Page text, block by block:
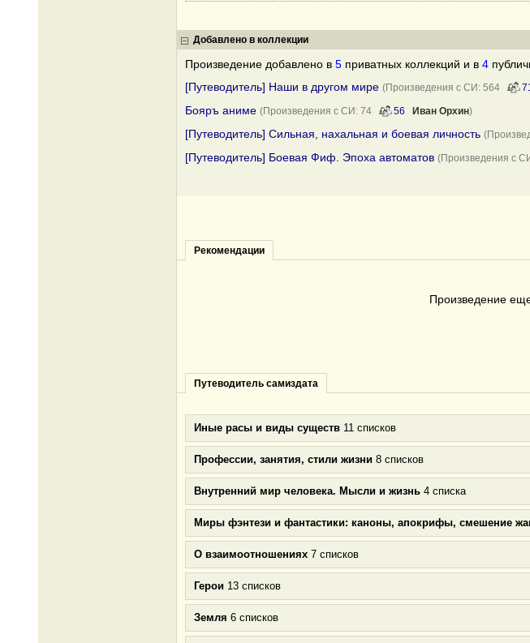
Добавлено в коллекции
Произведение добавлено в 5 приватных коллекций и в 4
[Путеводитель] Наши в другом мире (Произведения с СИ: 564
Бояръ аниме (Произведения с СИ: 74 56 Иван Орхин)
[Путеводитель] Сильная, нахальная и боевая личность
[Путеводитель] Боевая Фиф. Эпоха автоматов (Произведения с
Рекомендации
Произведение
Путеводитель самиздата
Иные расы и виды существ 11 списков
Профессии, занятия, стили жизни 8 списков
Внутренний мир человека. Мысли и жизнь 4 списка
Миры фэнтези и фантастики: каноны, апокрифы, смешение
О взаимоотношениях 7 списков
Герои 13 списков
Земля 6 списков